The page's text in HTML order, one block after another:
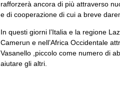
rafforzerà ancora di più attraverso
e di cooperazione di cui a breve
In questi giorni l’Italia e la regione
Camerun e nell’Africa Occidentale
Vasanello ,piccolo come numero di
aiutare gli altri.